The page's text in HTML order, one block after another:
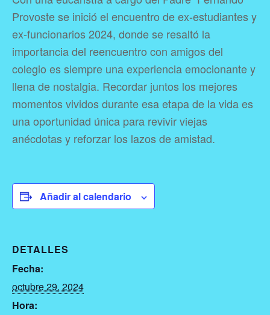
Provoste se inició el encuentro de ex-estudiantes y
ex-funcionarios 2024, donde se resaltó la
importancia del reencuentro con amigos del
colegio es siempre una experiencia emocionante y
llena de nostalgia. Recordar juntos los mejores
momentos vividos durante esa etapa de la vida es
una oportunidad única para revivir viejas
anécdotas y reforzar los lazos de amistad.
Añadir al calendario
DETALLES
Fecha:
octubre 29, 2024
Hora: